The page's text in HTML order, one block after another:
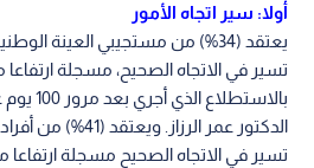
أولا: سير اتجاه الأمور
يعتقد (34%) من مستجيبي العينة
الدكتور عمر الرزاز.